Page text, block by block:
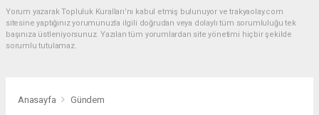
Yorum yazarak Topluluk Kuralları’nı kabul etmiş bulunuyor ve trakyaolay.com
sitesine yaptığınız yorumunuzla ilgili doğrudan veya dolaylı tüm sorumluluğu tek
başınıza üstleniyorsunuz. Yazılan tüm yorumlardan site yönetimi hiçbir şekilde
sorumlu tutulamaz.
Anasayfa Gündem